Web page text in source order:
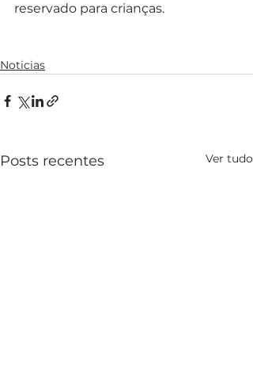
reservado para crianças.
Noticias
Posts recentes Ver tudo